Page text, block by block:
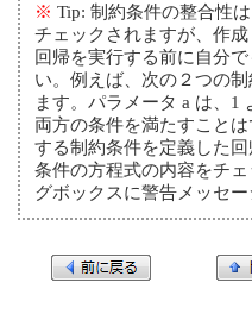
※ Tip: 制約条件の整合性
チェックされますが、作
回帰を実行する前に自分
い。例えば、次の２つの
ます。パラメータ a は、1
両方の条件を満たすこと
する制約条件を定義した
条件の方程式の内容をチ
グボックスに警告メッセー